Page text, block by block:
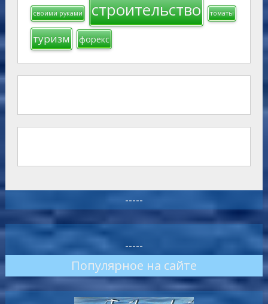
своими руками строительство томаты
туризм форекс
-----
-----
Популярное на сайте